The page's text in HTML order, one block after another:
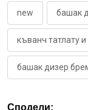
new башак
къванч татлату
башак дизер
Сподели: